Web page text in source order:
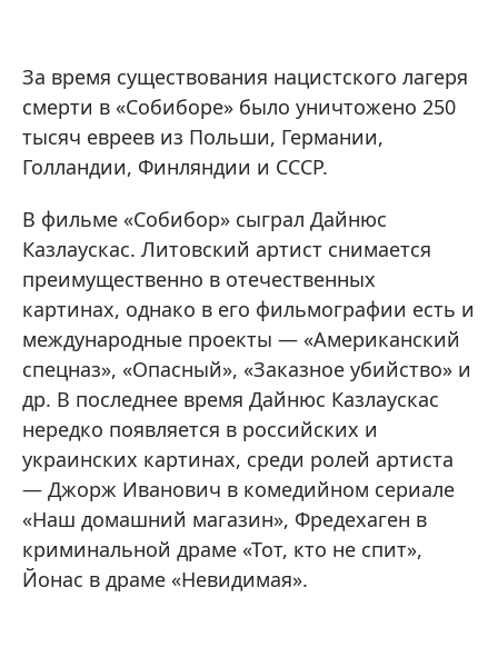
За время существования нацистского лагеря
смерти в «Собиборе» было уничтожено 250
тысяч евреев из Польши, Германии,
Голландии, Финляндии и СССР.
В фильме «Собибор» сыграл Дайнюс
Казлаускас. Литовский артист снимается
преимущественно в отечественных
картинах, однако в его фильмографии есть и
международные проекты — «Американский
спецназ», «Опасный», «Заказное убийство» и
др. В последнее время Дайнюс Казлаускас
нередко появляется в российских и
украинских картинах, среди ролей артиста
— Джорж Иванович в комедийном сериале
«Наш домашний магазин», Фредехаген в
криминальной драме «Тот, кто не спит»,
Йонас в драме «Невидимая».